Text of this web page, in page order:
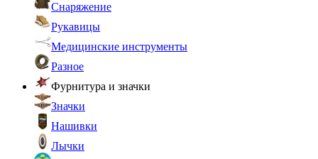
Снаряжение
Рукавицы
Медицинские инструменты
Разное
Фурнитура и значки
Значки
Нашивки
Лычки